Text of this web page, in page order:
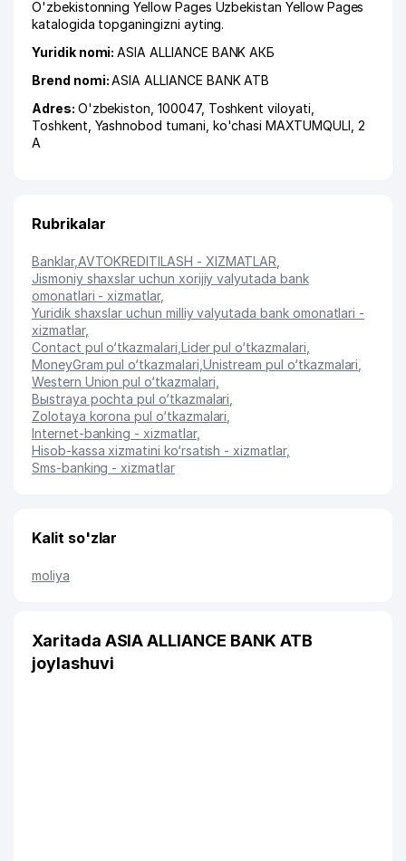
O'zbekistonning Yellow Pages Uzbekistan Yellow Pages
katalogida topganingizni ayting.
Yuridik nomi:ASIA ALLIANCE BANK АКБ
Brend nomi:ASIA ALLIANCE BANK ATB
Adres: O'zbekiston, 100047, Toshkent viloyati
Toshkent Yashnobod tumani ko'chasi MAXTUMQULI , 2
А
Rubrikalar
Banklar, AVTOKREDITlLASH - XIZMATLAR
Jismoniy shaxslar uchun xorijiy valyutada bank
omonatlari - xizmatlar,
Yuridik shaxslar uchun milliy valyutada bank omonatlari -
xizmatlar,
Contact pul o‘tkazmalari Lider pul o‘tkazmalari
MoneyGram pul o‘tkazmalari Unistream pul o‘tkazmalari
Western Union pul o‘tkazmalari
Bыstraya pochta pul o‘tkazmalari
Zolotaya korona pul o‘tkazmalari
Internet-banking - xizmatlar,
Hisob-kassa xizmatini ko‘rsatish - xizmatlar,
Sms-banking - xizmatlar
Kalit so'zlar
moliya
Xaritada ASIA ALLIANCE BANK ATB
joylashuvi